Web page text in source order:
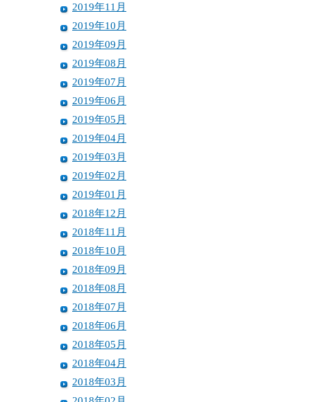
2019年11月
2019年10月
2019年09月
2019年08月
2019年07月
2019年06月
2019年05月
2019年04月
2019年03月
2019年02月
2019年01月
2018年12月
2018年11月
2018年10月
2018年09月
2018年08月
2018年07月
2018年06月
2018年05月
2018年04月
2018年03月